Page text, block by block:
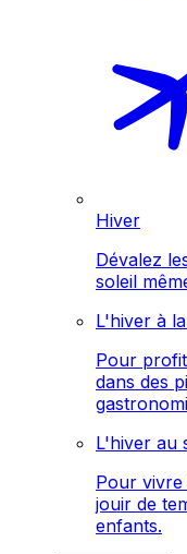
Hiver
Dévalez
soleil
L'hiver à
Pour
dans des
L'hiver au
Pour vivre
jouir de
enfants.